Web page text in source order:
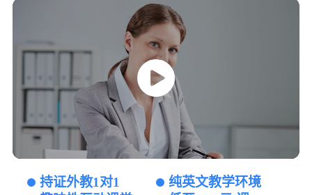
持证外教1对1
纯英文教学环境